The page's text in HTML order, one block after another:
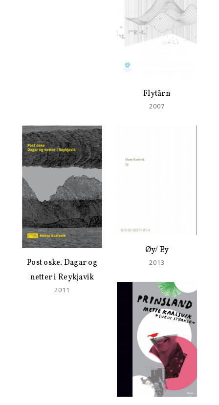
Flytårn
2007
Post oske. Dagar og
netter i Reykjavik
2011
Øy/ Ey
2013